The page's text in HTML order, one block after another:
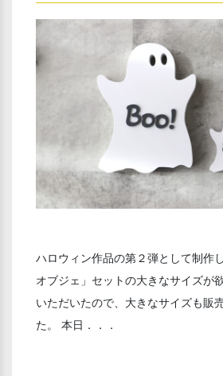
ハロウィン作品の第２弾として制作
オブジェ」セットの大きなサイズが
いただいたので、大きなサイズも販
た。 本日．．．